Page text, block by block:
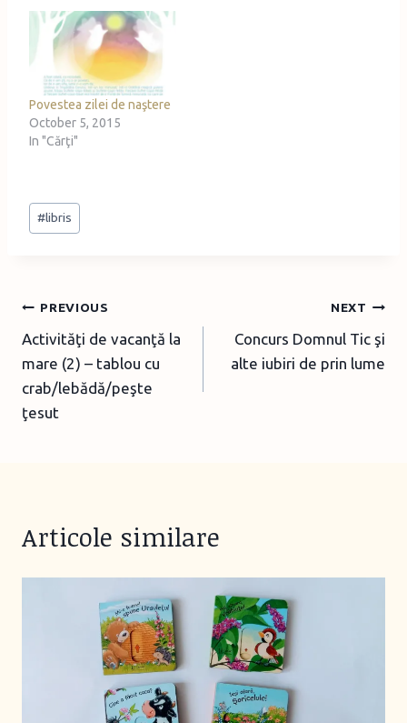
Povestea zilei de naştere
October 5, 2015
In "Cărţi"
Post
Tags:
#libris
Post
navigation
PREVIOUS
Activităţi de vacanţă la
mare (2) – tablou cu
crab/lebădă/peşte
ţesut
NEXT
Concurs Domnul Tic şi
alte iubiri de prin lume
Articole similare